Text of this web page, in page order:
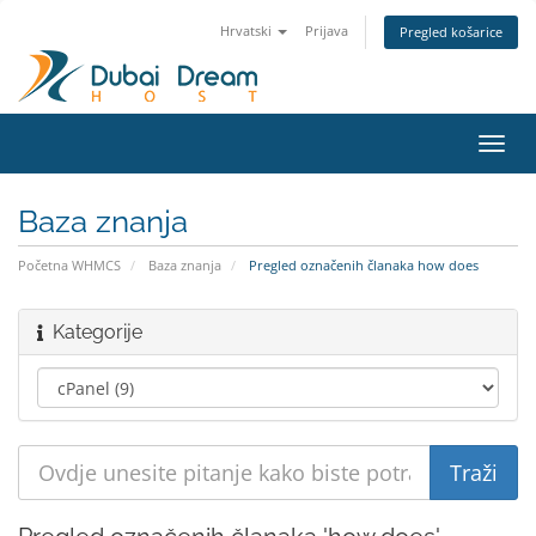
Hrvatski Prijava Pregled košarice
Baza znanja
Početna WHMCS Baza znanja Pregled označenih članaka how does
Kategorije